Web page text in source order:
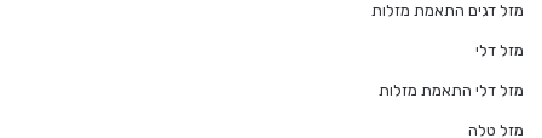
מזל דגים התאמת מזלות
מזל דלי
מזל דלי התאמת מזלות
מזל טלה